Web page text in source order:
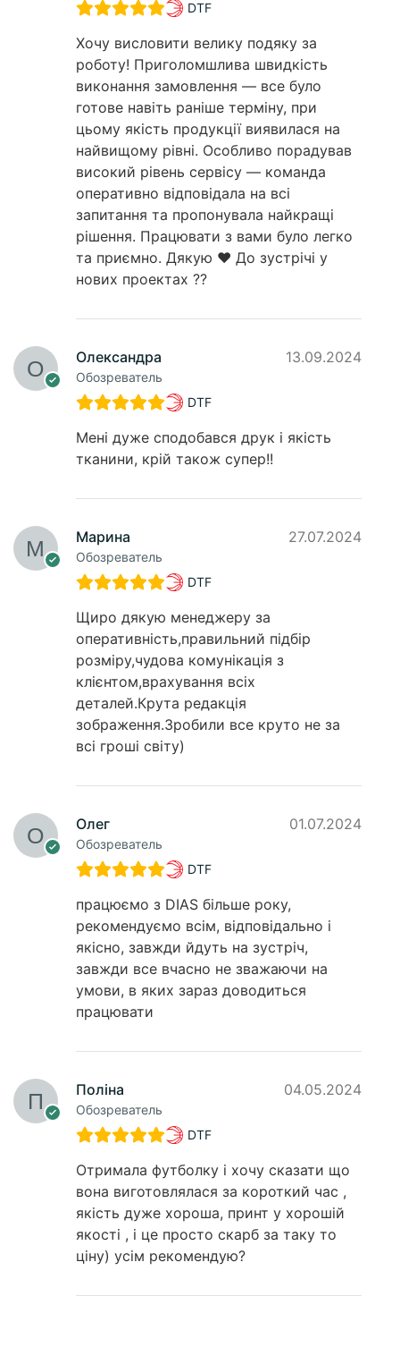
DTF
Хочу висловити велику подяку за
роботу! Приголомшлива швидкість
виконання замовлення — все було
готове навіть раніше терміну, при
цьому якість продукції виявилася на
найвищому рівні. Особливо порадував
високий рівень сервісу — команда
оперативно відповідала на всі
запитання та пропонувала найкращі
рішення. Працювати з вами було легко
та приємно. Дякую ❤️ До зустрічі у
нових проектах ??
Олександра
Обозреватель
13.09.2024
DTF
Мені дуже сподобався друк і якість
тканини, крій також супер!!
Марина
Обозреватель
27.07.2024
DTF
Щиро дякую менеджеру за
оперативність,правильний підбір
розміру,чудова комунікація з
клієнтом,врахування всіх
деталей.Крута редакція
зображення.Зробили все круто не за
всі гроші світу)
Олег
Обозреватель
01.07.2024
DTF
працюємо з DIAS більше року,
рекомендуємо всім, відповідально і
якісно, завжди йдуть на зустріч,
завжди все вчасно не зважаючи на
умови, в яких зараз доводиться
працювати
Поліна
Обозреватель
04.05.2024
DTF
Отримала футболку і хочу сказати що
вона виготовлялася за короткий час ,
якість дуже хороша, принт у хорошій
якості , і це просто скарб за таку то
ціну) усім рекомендую?